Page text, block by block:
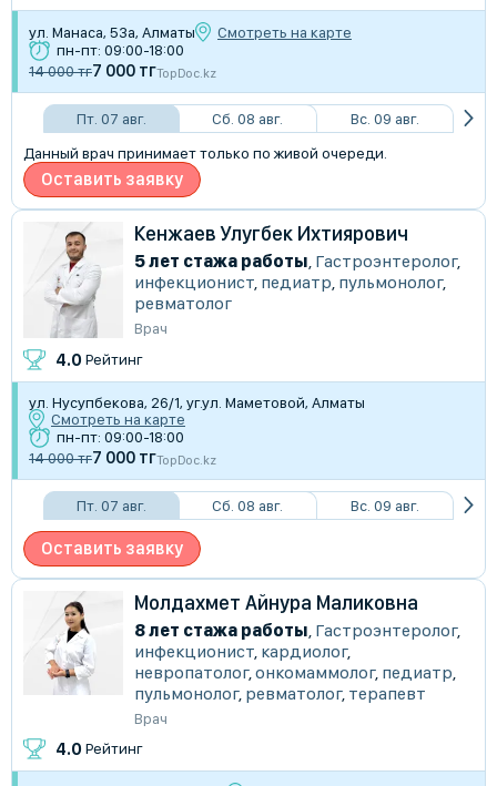
ул. Манаса, 53а, Алматы
Смотреть на карте
пн-пт: 09:00-18:00
14 000 тг7 000 тгTopDoc.kz
Пт. 07 авг. Сб. 08 авг.
Вс. 09 авг.
Данный врач принимает только по живой очереди.
Оставить заявку
Кенжаев Улугбек Ихтиярович
5 лет стажа работы, Гастроэнтеролог,
инфекционист, педиатр, пульмонолог,
ревматолог
Врач
4.0 Рейтинг
ул. Нусупбекова, 26/1, уг.ул. Маметовой, Алматы
Смотреть на карте
пн-пт: 09:00-18:00
14 000 тг7 000 тгTopDoc.kz
Пт. 07 авг. Сб. 08 авг. Вс. 09 авг.
Оставить заявку
Молдахмет Айнура Маликовна
8 лет стажа работы, Гастроэнтеролог,
инфекционист, кардиолог,
невропатолог,онкомаммолог, педиатр,
пульмонолог, ревматолог, терапевт
Врач
4.0 Рейтинг